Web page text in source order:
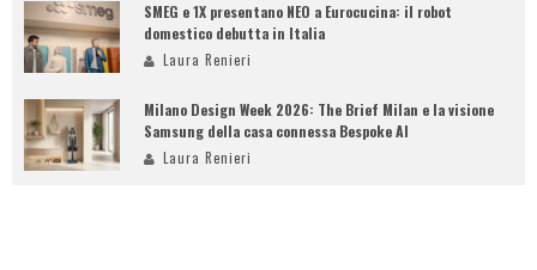
SMEG e 1X presentano NEO a Eurocucina: il robot
domestico debutta in Italia
Laura Renieri
Milano Design Week 2026: The Brief Milan e la visione
Samsung della casa connessa Bespoke AI
Laura Renieri